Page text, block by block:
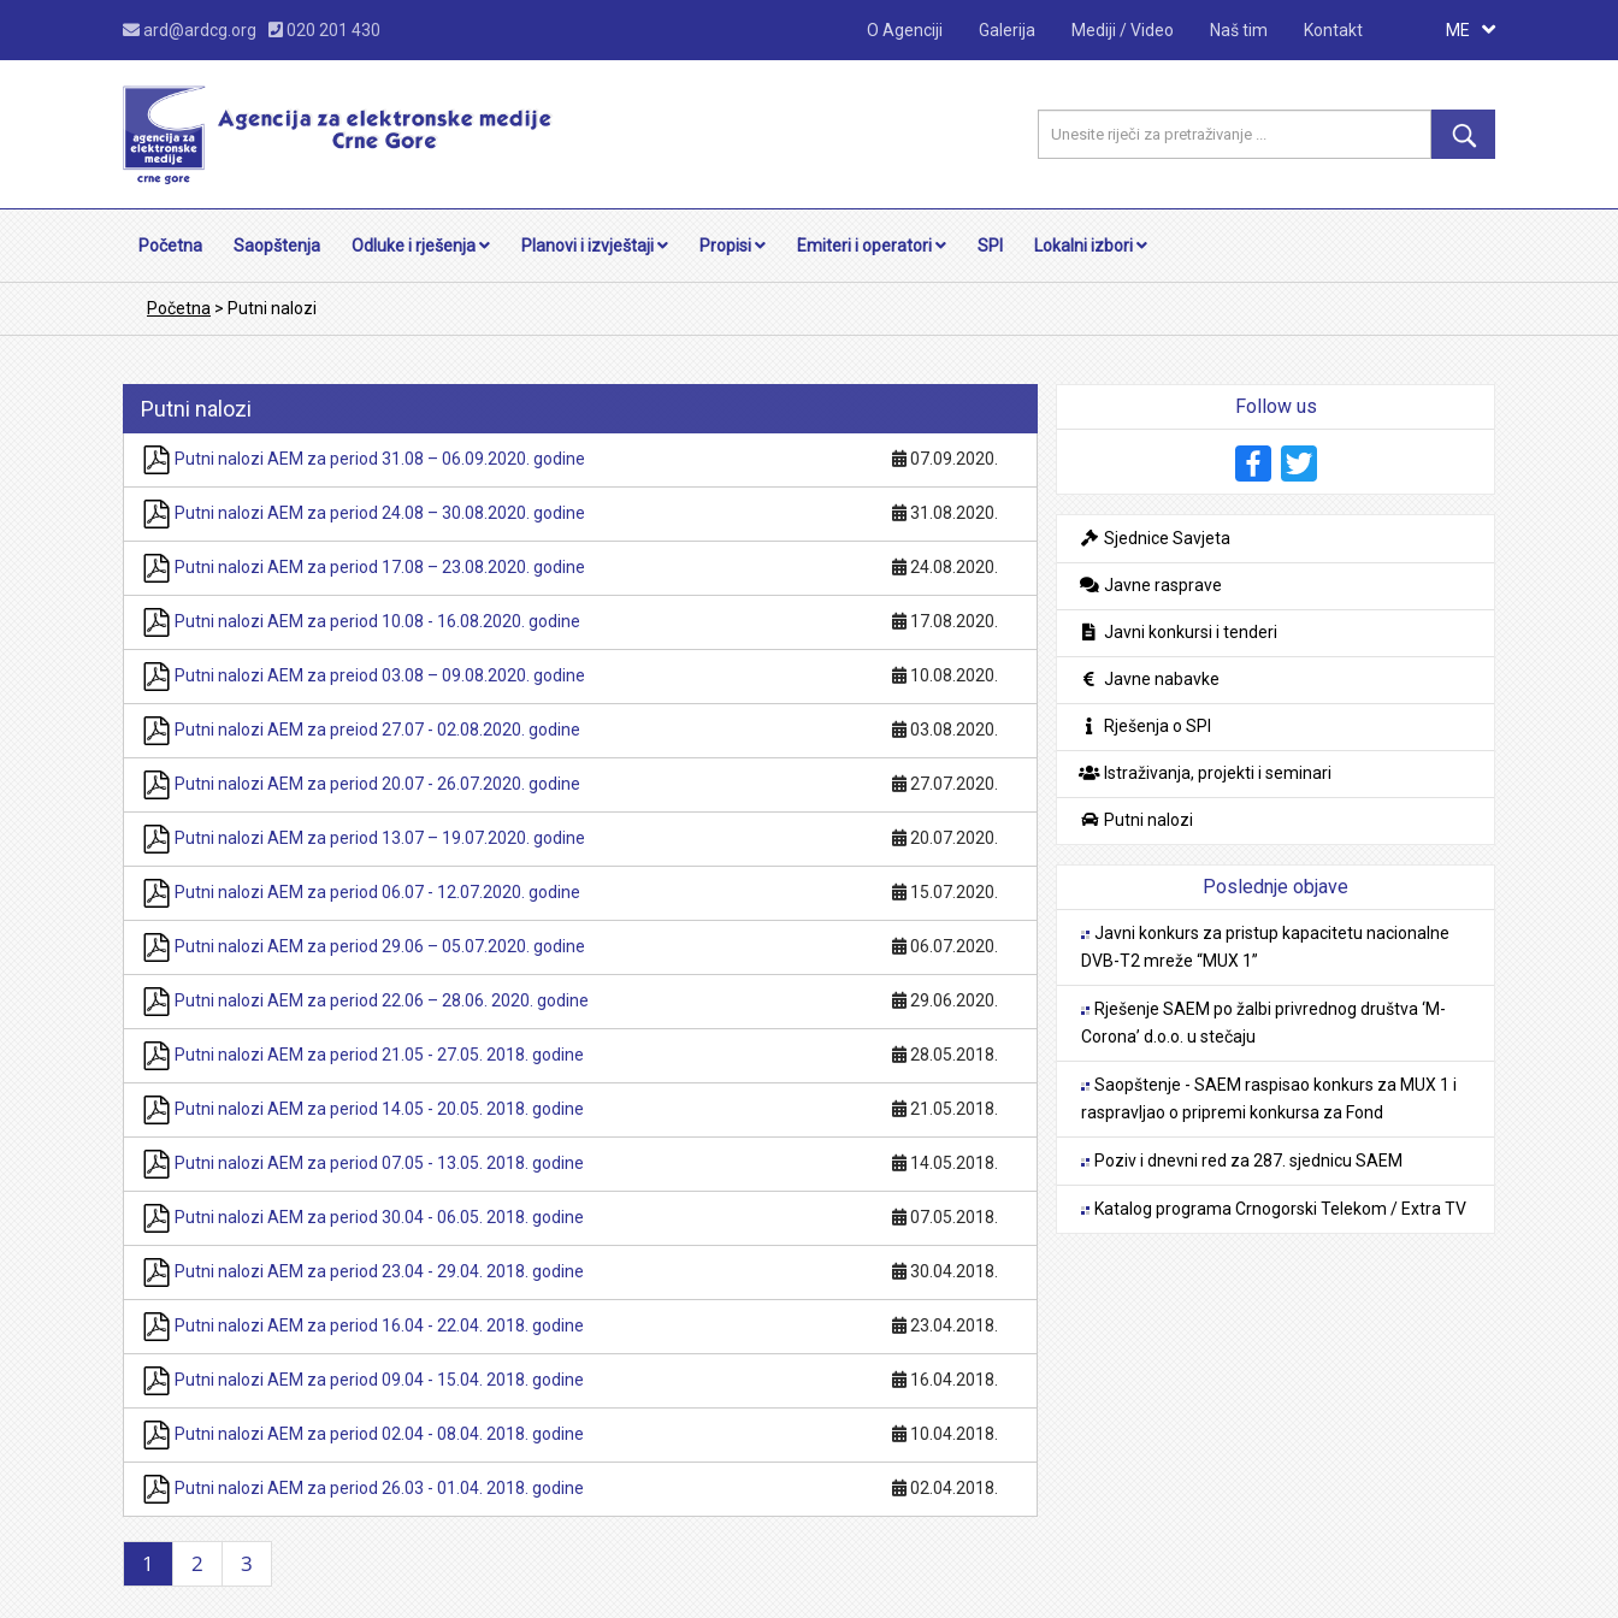
ard@ardcg.org 020 201 430 O Agenciji Galerija Mediji / Video Naš tim Kontakt ME
Početna Saopštenja Odluke i rješenja Planovi i izvještaji Propisi Emiteri i operatori SPI Lokalni izbori
Početna > Putni nalozi
Putni nalozi
Putni nalozi AEM za period 31.08 – 06.09.2020. godine 07.09.2020.
Putni nalozi AEM za period 24.08 – 30.08.2020. godine 31.08.2020.
Putni nalozi AEM za period 17.08 – 23.08.2020. godine 24.08.2020.
Putni nalozi AEM za period 10.08 - 16.08.2020. godine 17.08.2020.
Putni nalozi AEM za preiod 03.08 – 09.08.2020. godine 10.08.2020.
Putni nalozi AEM za preiod 27.07 - 02.08.2020. godine 03.08.2020.
Putni nalozi AEM za period 20.07 - 26.07.2020. godine 27.07.2020.
Putni nalozi AEM za period 13.07 – 19.07.2020. godine 20.07.2020.
Putni nalozi AEM za period 06.07 - 12.07.2020. godine 15.07.2020.
Putni nalozi AEM za period 29.06 – 05.07.2020. godine 06.07.2020.
Putni nalozi AEM za period 22.06 – 28.06. 2020. godine 29.06.2020.
Putni nalozi AEM za period 21.05 - 27.05. 2018. godine 28.05.2018.
Putni nalozi AEM za period 14.05 - 20.05. 2018. godine 21.05.2018.
Putni nalozi AEM za period 07.05 - 13.05. 2018. godine 14.05.2018.
Putni nalozi AEM za period 30.04 - 06.05. 2018. godine 07.05.2018.
Putni nalozi AEM za period 23.04 - 29.04. 2018. godine 30.04.2018.
Putni nalozi AEM za period 16.04 - 22.04. 2018. godine 23.04.2018.
Putni nalozi AEM za period 09.04 - 15.04. 2018. godine 16.04.2018.
Putni nalozi AEM za period 02.04 - 08.04. 2018. godine 10.04.2018.
Putni nalozi AEM za period 26.03 - 01.04. 2018. godine 02.04.2018.
1 2 3
Follow us
Facebook
Sjednice Savjeta
Javne rasprave
Javni konkursi i tenderi
Javne nabavke
Rješenja o SPI
Istraživanja, projekti i seminari
Putni nalozi
Poslednje objave
Javni konkurs za pristup kapacitetu nacionalne
DVB-T2 mreže “MUX 1”
Rješenje SAEM po žalbi privrednog društva ‘M-
Corona’ d.o.o. u stečaju
Saopštenje - SAEM raspisao konkurs za MUX 1 i
raspravljao o pripremi konkursa za Fond
Poziv i dnevni red za 287. sjednicu SAEM
Katalog programa Crnogorski Telekom / Extra TV